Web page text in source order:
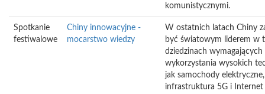
komunistycznymi.
Spotkanie
festiwalowe
Chiny innowacyjne -
mocarstwo wiedzy
W ostatnich latach Chiny
być światowym liderem w
dziedzinach wymagających
wykorzystania wysokich
jak samochody elektryczne,
infrastruktura 5G i Internet